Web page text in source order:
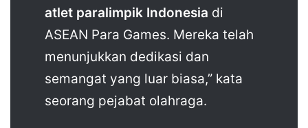
atlet paralimpik Indonesia di
ASEAN Para Games. Mereka telah
menunjukkan dedikasi dan
semangat yang luar biasa,” kata
seorang pejabat olahraga.